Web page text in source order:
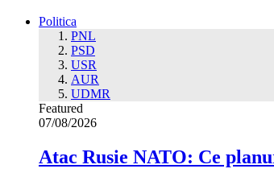
Politica
PNL
PSD
USR
AUR
UDMR
Featured
07/08/2026
Atac Rusie NATO: Ce